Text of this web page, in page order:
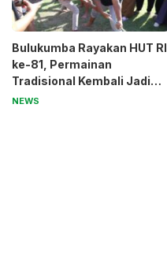
Bulukumba Rayakan HUT RI
ke-81, Permainan
Tradisional Kembali Jadi
Magnet
NEWS